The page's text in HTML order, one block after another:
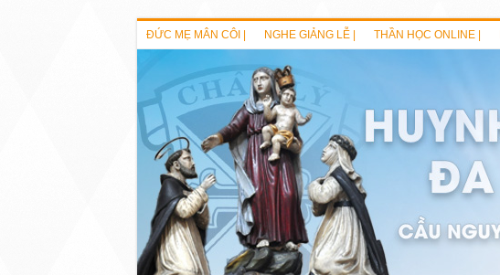
ĐỨC MẸ MÂN CÔI | NGHE GIẢNG LỄ | THẦN HỌC ONLINE |